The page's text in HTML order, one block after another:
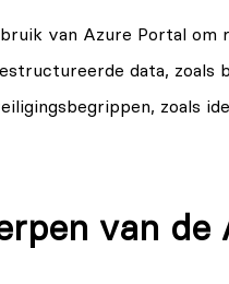
die applicaties
kennis van
en de daarin
van Azure Portal om
data, zoals
zoals
van de